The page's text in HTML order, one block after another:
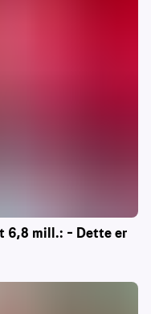
6,8 mill.: – Dette er